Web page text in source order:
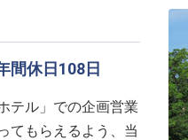
間休日108日
テル」での企画営業
てもらえるよう、当